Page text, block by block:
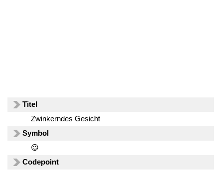
Titel
Zwinkerndes Gesicht
Symbol
😉
Codepoint